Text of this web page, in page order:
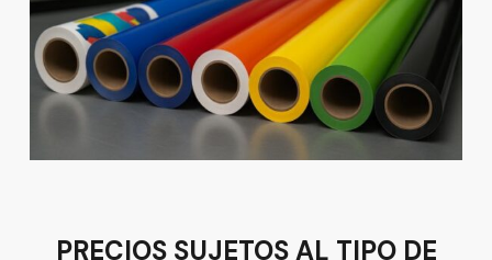
Sucursal
Av del Astillero 129 Centro bodeguero Las Trojes León,
Guanajuato
Tel:(477) 776 8994
PRECIOS SUJETOS AL TIPO DE